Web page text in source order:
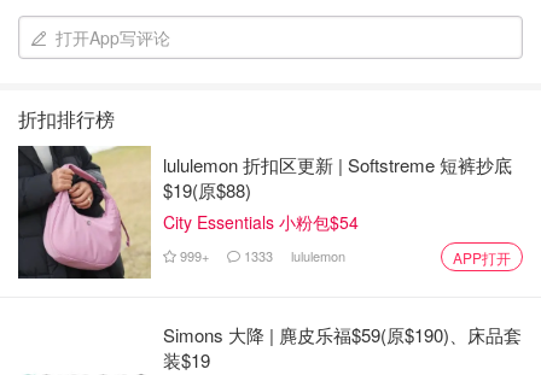
打开App写评论
折扣排行榜
lululemon 折扣区更新 | Softstreme 短裤抄底
$19(原$88)
City Essentials 小粉包$54
999+ 1333 lululemon APP打开
Simons 大降 | 麂皮乐福$59(原$190)、床品套
装$19